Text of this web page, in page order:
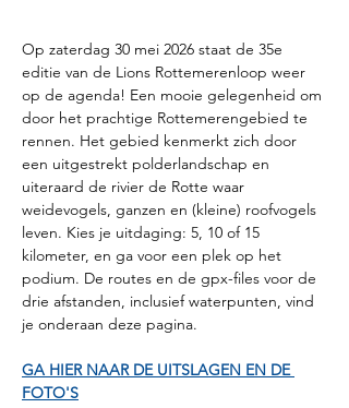
Op zaterdag 30 mei 2026 staat de 35e
editie van de Lions Rottemerenloop weer
op de agenda! Een mooie gelegenheid om
door het prachtige Rottemerengebied te
rennen. Het gebied kenmerkt zich door
een uitgestrekt polderlandschap en
uiteraard de rivier de Rotte waar
weidevogels, ganzen en (kleine) roofvogels
leven. Kies je uitdaging: 5, 10 of 15
kilometer, en ga voor een plek op het
podium. De routes en de gpx-files voor de
drie afstanden, inclusief waterpunten, vind
je onderaan deze pagina.
GA HIER NAAR DE UITSLAGEN EN DE
FOTO'S